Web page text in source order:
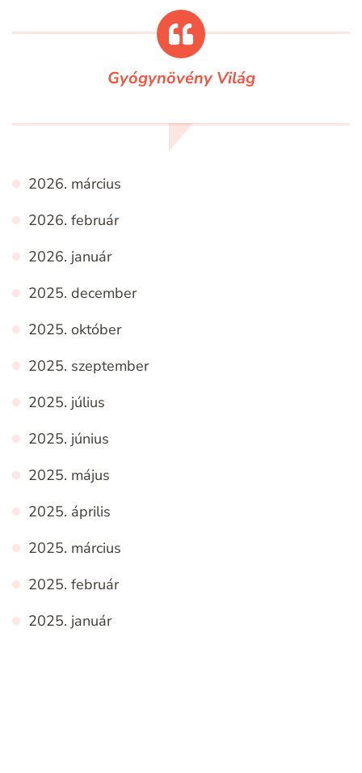
Gyógynövény Világ
2026. március
2026. február
2026. január
2025. december
2025. október
2025. szeptember
2025. július
2025. június
2025. május
2025. április
2025. március
2025. február
2025. január